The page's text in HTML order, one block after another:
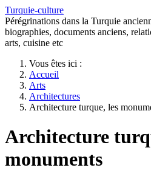
Turquie-culture
Pérégrinations dans la Turquie
biographies, documents anciens,
arts, cuisine etc
Vous êtes ici :
Accueil
Arts
Architectures
Architecture turque, les
Architecture
monuments